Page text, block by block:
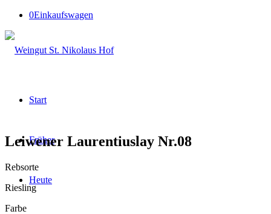
0Einkaufswagen
Start
Früher
Heute
Leiwener Laurentiuslay Nr.08
Rebsorte
Riesling
Farbe